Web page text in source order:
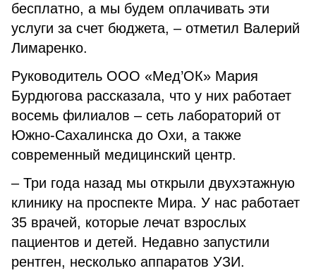
бесплатно, а мы будем оплачивать эти
услуги за счет бюджета, – отметил Валерий
Лимаренко.
Руководитель ООО «Мед’ОК» Мария
Бурдюгова рассказала, что у них работает
восемь филиалов – сеть лабораторий от
Южно-Сахалинска до Охи, а также
современный медицинский центр.
– Три года назад мы открыли двухэтажную
клинику на проспекте Мира. У нас работает
35 врачей, которые лечат взрослых
пациентов и детей. Недавно запустили
рентген, несколько аппаратов УЗИ.